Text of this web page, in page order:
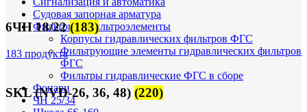
Судовая запорная арматура
Фильтры и фильтроэлементы
Корпусы гидравлических фильтров ФГС
Фильтрующие элементы гидравлических фильтров
ФГС
Фильтры гидравлические ФГС в сборе
Фонари
ЧН 25/34
6ЧН 18/22(183)
183 продукта
SKL (NVD-26, 36, 48) (220)